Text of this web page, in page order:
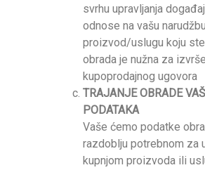
svrhu upravljanja
odnose na vašu
proizvod/uslugu koju
obrada je nužna za
kupoprodajnog ugovora
TRAJANJE OBRADE
PODATAKA
Vaše ćemo podatke
razdoblju potrebnom za
kupnjom proizvoda ili